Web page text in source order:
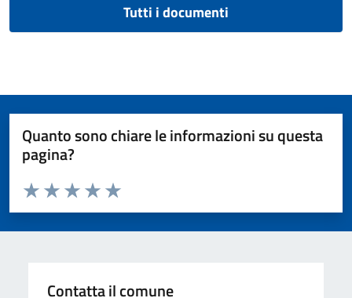
Tutti i documenti
Quanto sono chiare le informazioni su questa
pagina?
Valuta da 1 a 5 stelle la pagina
Valuta 5 stelle su 5
Valuta 4 stelle su 5
Valuta 3 stelle su 5
Valuta 2 stelle su 5
Valuta 1 stelle su 5
Contatta il comune